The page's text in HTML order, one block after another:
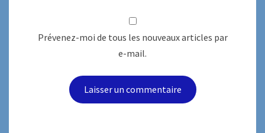
Prévenez-moi de tous les nouveaux articles par
e-mail.